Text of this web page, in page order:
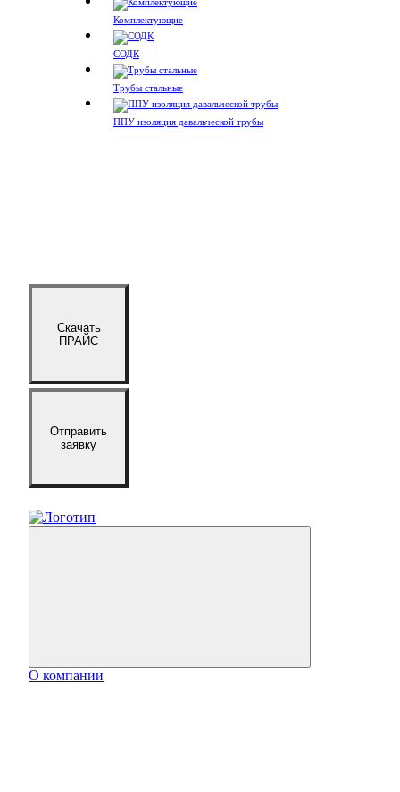
Комплектующие
СОДК
Трубы стальные
ППУ изоляция давальческой трубы
Скачать
ПРАЙС
Отправить
заявку
О компании